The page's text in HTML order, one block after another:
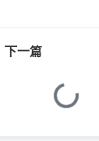
下一篇
加载中...